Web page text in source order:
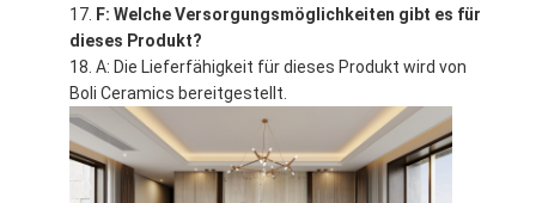
F: Welche Versorgungsmöglichkeiten gibt es für
dieses Produkt?
A: Die Lieferfähigkeit für dieses Produkt wird von
Boli Ceramics bereitgestellt.